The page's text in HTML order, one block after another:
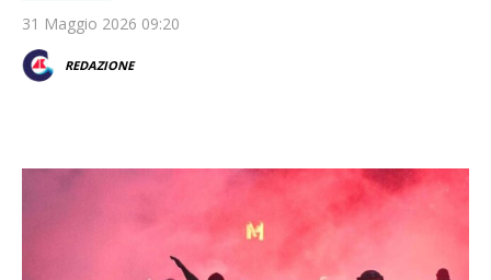
31 Maggio 2026 09:20
REDAZIONE